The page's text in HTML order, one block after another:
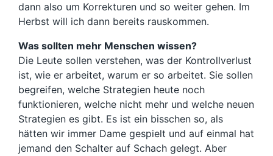
dann also um Korrekturen und so weiter gehen. Im
Herbst will ich dann bereits rauskommen.
Was sollten mehr Menschen wissen?
Die Leute sollen verstehen, was der Kontrollverlust
ist, wie er arbeitet, warum er so arbeitet. Sie sollen
begreifen, welche Strategien heute noch
funktionieren, welche nicht mehr und welche neuen
Strategien es gibt. Es ist ein bisschen so, als
hätten wir immer Dame gespielt und auf einmal hat
jemand den Schalter auf Schach gelegt. Aber